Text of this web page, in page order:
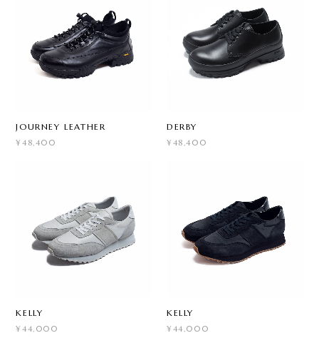
JOURNEY LEATHER
¥48,400
DERBY
¥48,400
KELLY
¥44,000
KELLY
¥44,000